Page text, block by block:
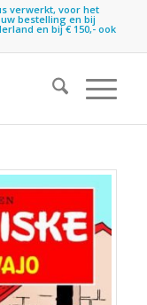
verwerkt, voor het
bestelling en bij
en bij € 150,- ook